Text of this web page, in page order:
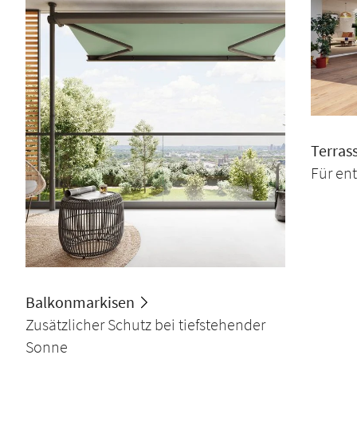
Balkonmarkisen
Zusätzlicher Schutz bei tiefstehender
Sonne
Für